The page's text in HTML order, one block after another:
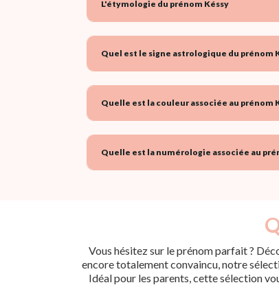
L'étymologie du prénom Késsy
Quel est le signe astrologique du prénom
Quelle est la couleur associée au prénom
Quelle est la numérologie associée au
Vous hésitez sur le prénom parfait ?
encore totalement convaincu, notre
Idéal pour les parents, cette sélection